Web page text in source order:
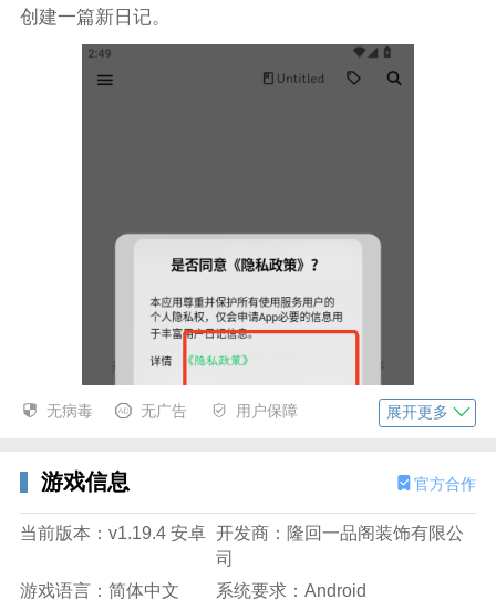
创建一篇新日记。
无病毒 无广告 用户保障 展开更多
游戏信息 官方合作
当前版本：v1.19.4 安卓 开发商：隆回一品阁装饰有限公
司
游戏语言：简体中文
系统要求：Android